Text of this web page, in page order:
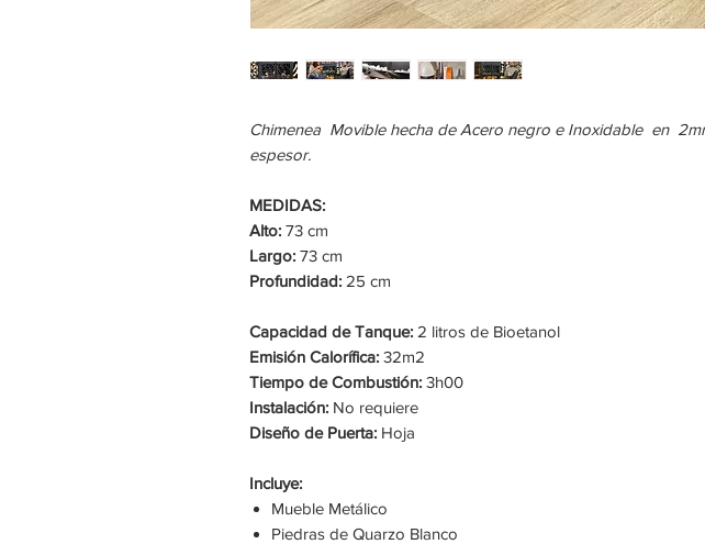
Chimenea Movible hecha de Acero negro e Inoxidable en
espesor.
MEDIDAS:
Alto: 73 cm
Largo: 73 cm
Profundidad: 25 cm
Capacidad de Tanque: 2 litros de Bioetanol
Emisión Calorífica: 32m2
Tiempo de Combustión: 3h00
Instalación: No requiere
Diseño de Puerta: Hoja
Incluye:
Mueble Metálico
Piedras de Quarzo Blanco